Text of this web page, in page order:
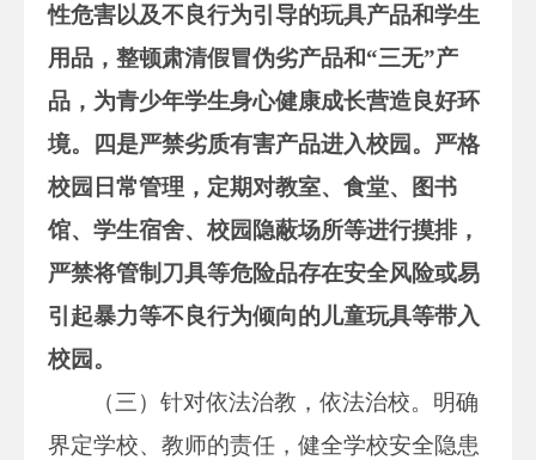
性危害以及不良行为引导的玩具产品和学生
用品，整顿肃清假冒伪劣产品和“三无”产
品，为青少年学生身心健康成长营造良好环
境。
四是严禁劣质有害产品进入校园。严格
校园日常管理，定期对教室、食堂、图书
馆、学生宿舍、校园隐蔽场所等进行摸排，
严禁将管制刀具等危险品存在安全风险或易
引起暴力等不良行为倾向的儿童玩具等带入
校园。
（三）针对依法治教，依法治校。明确
界定学校、教师的责任，健全学校安全隐患